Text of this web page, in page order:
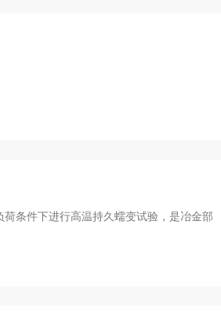
条件下进行高温持久蠕变试验，是冶金部